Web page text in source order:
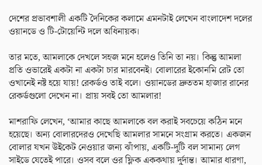
দেশের প্রভাবশালী একটি দৈনিকের কলামে এমনটাই লেখেন বাংলাদেশ দলের
ওয়ানডে ও টি-টোয়েন্টি দলে অধিনায়ক।
তার মতে, আমলাকে দেখলে সহজ মনে হলেও তিনি তা নয়। কিন্তু আমলা
প্রতি ওভারেই একটা না একটা চার মারবেনই। বোলারের ইকোনমি রেট তো
ওখানেই নষ্ট হয়ে যায়! রেকর্ডও তাই বলে। ওয়ানডের দ্রুততম হাজার রানের
রেকর্ডগুলো দেখেন না। প্রায় সবই তো আমলার!
মাশরাফি লেখেন, ‘আমার কাছে আমলাকে বল করাই সবচেয়ে কঠিন মনে
হয়েছে। অন্য বোলারদেরও দেখেছি আমলার সামনে সংগ্রাম করতে। একজন
বোলার যখন উইকেট নেওয়ার জন্য ঝাঁপায়, একটি-দুটি বল সামান্য লেগ
সাইডে যেতেই পারে। ওসব বলে ওর ফ্লিক এককথায় দুর্দান্ত। আমার ধারণা,